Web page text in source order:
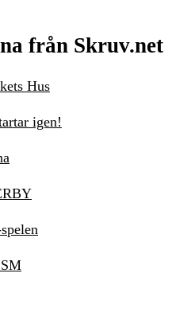
från Skruv.net
Hus
igen!